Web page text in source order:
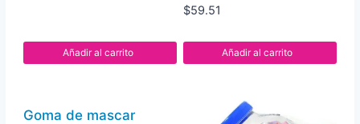
Añadir al carrito
$59.51
Añadir al carrito
Goma de mascar